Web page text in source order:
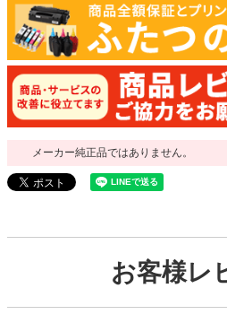
メーカー純正品ではありません。
お客様レ